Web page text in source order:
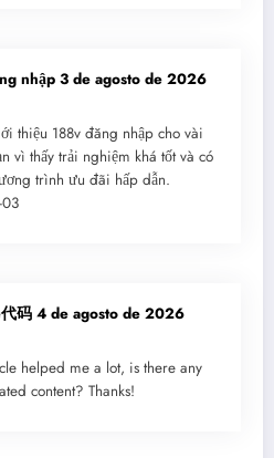
nhập 3 de agosto de 2026
thiệu 188v đăng nhập cho vài
vì thấy trải nghiệm khá tốt và có
trình ưu đãi hấp dẫn.
码 4 de agosto de 2026
helped me a lot, is there any
content? Thanks!